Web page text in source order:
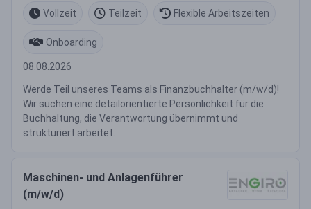
Vollzeit
Teilzeit Flexible Arbeitszeiten
Onboarding
08.08.2026
Werde Teil unseres Teams als Finanzbuchhalter (m/w/d)!
Wir suchen eine detailorientierte Persönlichkeit für die
Buchhaltung, die Verantwortung übernimmt und
strukturiert arbeitet.
Maschinen- und Anlagenführer
(m/w/d)